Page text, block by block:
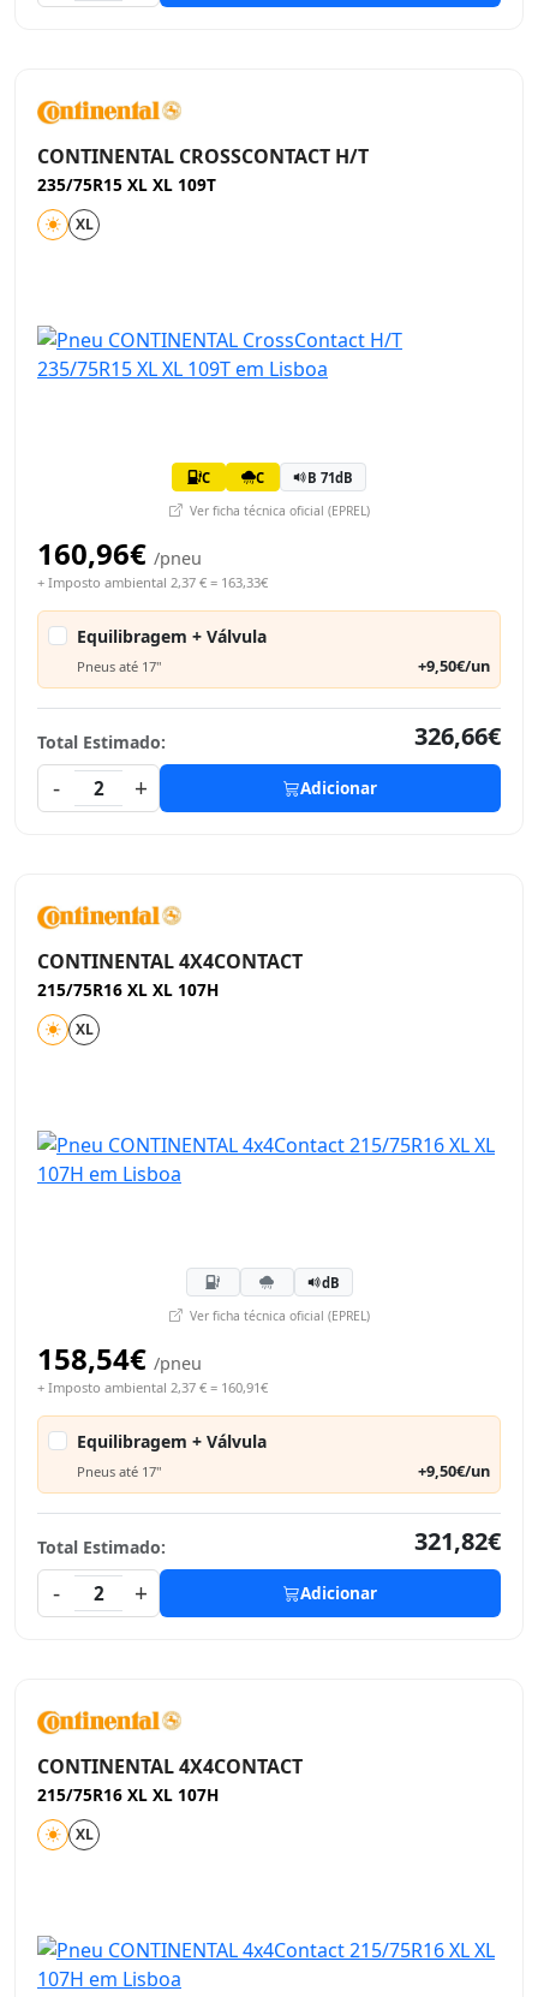
CONTINENTAL CROSSCONTACT H/T
235/75R15 XL XL 109T
XL
C C B 71dB
Ver ficha técnica oficial (EPREL)
160,96€ /pneu
+ Imposto ambiental 2,37 € = 163,33€
Equilibragem + Válvula
Pneus até 17" +9,50€/un
Total Estimado:
326,66€
-
2 + Adicionar
CONTINENTAL 4X4CONTACT
215/75R16 XL XL 107H
XL
dB
Ver ficha técnica oficial (EPREL)
158,54€ /pneu
+ Imposto ambiental 2,37 € = 160,91€
Equilibragem + Válvula
Pneus até 17" +9,50€/un
Total Estimado:
321,82€
-
2 + Adicionar
CONTINENTAL 4X4CONTACT
215/75R16 XL XL 107H
XL